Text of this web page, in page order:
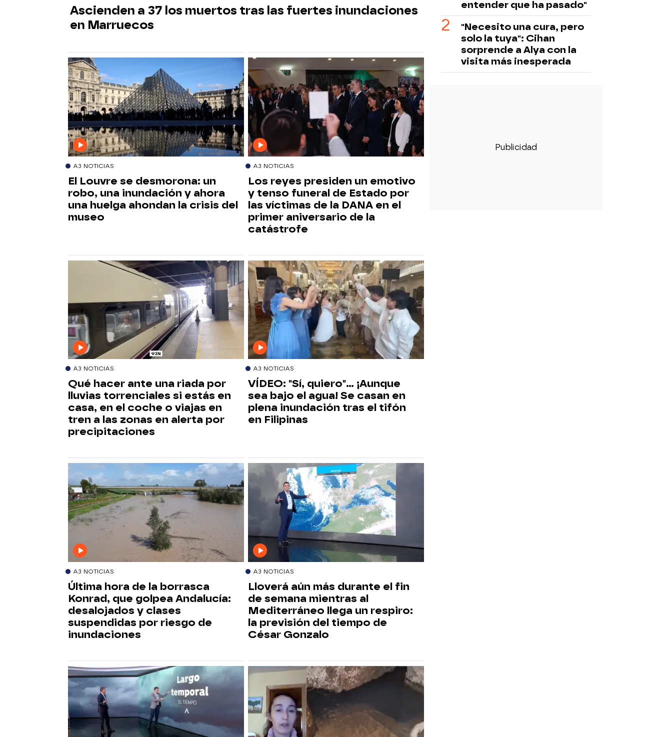
Ascienden a 37 los muertos tras las fuertes inundaciones
en Marruecos
A3 NOTICIAS
El Louvre se desmorona: un
robo, una inundación y ahora
una huelga ahondan la crisis del
museo
A3 NOTICIAS
Los reyes presiden un emotivo
y tenso funeral de Estado por
las víctimas de la DANA en el
primer aniversario de la
catástrofe
A3 NOTICIAS
Qué hacer ante una riada por
lluvias torrenciales si estás en
casa, en el coche o viajas en
tren a las zonas en alerta por
precipitaciones
A3 NOTICIAS
VÍDEO: "Sí, quiero"... ¡Aunque
sea bajo el agua! Se casan en
plena inundación tras el tifón
en Filipinas
A3 NOTICIAS
Última hora de la borrasca
Konrad, que golpea Andalucía:
desalojados y clases
suspendidas por riesgo de
inundaciones
A3 NOTICIAS
Lloverá aún más durante el fin
de semana mientras al
Mediterráneo llega un respiro:
la previsión del tiempo de
César Gonzalo
entender que ha pasado"
"Necesito una cura, pero
solo la tuya": Cihan
sorprende a Alya con la
visita más inesperada